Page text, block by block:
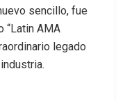
sencillo, fue
“Latin AMA
legado